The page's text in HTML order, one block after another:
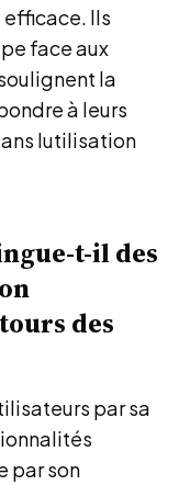
Ils
face aux
la
à leurs
lutilisation
t-il des
des
par sa
par son